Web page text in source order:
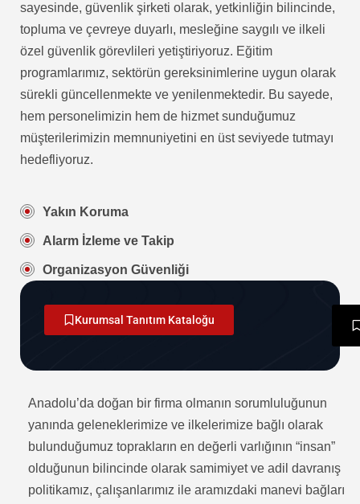
sayesinde, güvenlik şirketi olarak, yetkinliğin bilincinde,
topluma ve çevreye duyarlı, mesleğine saygılı ve ilkeli
özel güvenlik görevlileri yetiştiriyoruz. Eğitim
programlarımız, sektörün gereksinimlerine uygun olarak
sürekli güncellenmekte ve yenilenmektedir. Bu sayede,
hem personelimizin hem de hizmet sunduğumuz
müşterilerimizin memnuniyetini en üst seviyede tutmayı
hedefliyoruz.
Yakın Koruma
Alarm İzleme ve Takip
Organizasyon Güvenliği
Kurumsal Tanıtım Kataloğu
Anadolu’da doğan bir firma olmanın sorumluluğunun
yanında geleneklerimize ve ilkelerimize bağlı olarak
bulunduğumuz toprakların en değerli varlığının “insan”
olduğunun bilincinde olarak samimiyet ve adil davranış
politikamız, çalışanlarımız ile aramızdaki manevi bağları